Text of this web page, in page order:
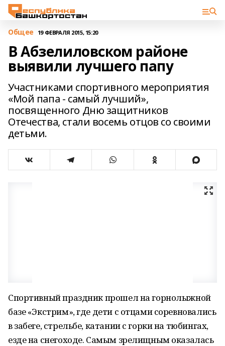
Общее 19 ФЕВРАЛЯ 2015, 15:20
В Абзелиловском районе
выявили лучшего папу
Участниками спортивного мероприятия
«Мой папа - самый лучший»,
посвященного Дню защитников
Отечества, стали восемь отцов со своими
детьми.
Спортивный праздник прошел на горнолыжной
базе «Экстрим», где дети с отцами соревновались
в забеге, стрельбе, катании с горки на тюбингах,
езде на снегоходе. Самым зрелищным оказалась